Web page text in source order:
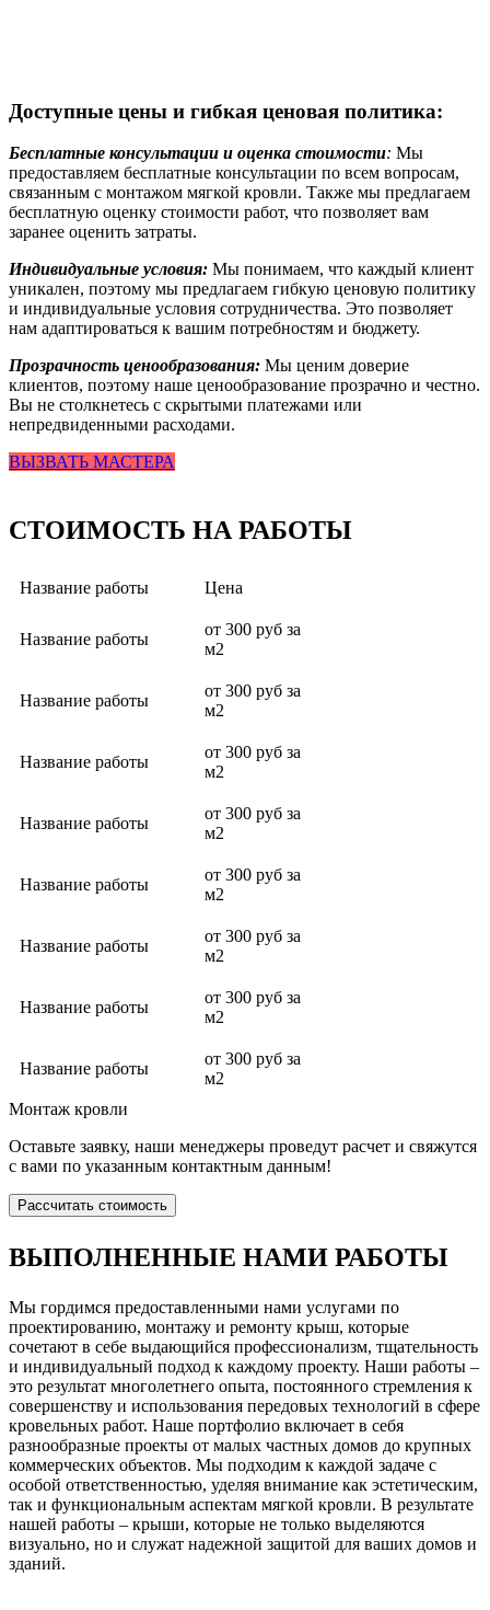
Доступные цены и гибкая ценовая политика:
Бесплатные консультации и оценка стоимости: Мы
предоставляем бесплатные консультации по всем вопросам,
связанным с монтажом мягкой кровли. Также мы предлагаем
бесплатную оценку стоимости работ, что позволяет вам
заранее оценить затраты.
Индивидуальные условия: Мы понимаем, что каждый клиент
уникален, поэтому мы предлагаем гибкую ценовую политику
и индивидуальные условия сотрудничества. Это позволяет
нам адаптироваться к вашим потребностям и бюджету.
Прозрачность ценообразования: Мы ценим доверие
клиентов, поэтому наше ценообразование прозрачно и честно.
Вы не столкнетесь с скрытыми платежами или
непредвиденными расходами.
ВЫЗВАТЬ МАСТЕРА
СТОИМОСТЬ НА РАБОТЫ
Название работы Цена
Название работы
от 300 руб за
м2
Название работы
от 300 руб за
м2
Название работы
от 300 руб за
м2
Название работы
от 300 руб за
м2
Название работы
от 300 руб за
м2
Название работы
от 300 руб за
м2
Название работы
от 300 руб за
м2
Название работы
от 300 руб за
м2
Монтаж кровли
Оставьте заявку, наши менеджеры проведут расчет и свяжутся
с вами по указанным контактным данным!
Рассчитать стоимость
ВЫПОЛНЕННЫЕ НАМИ РАБОТЫ
Мы гордимся предоставленными нами услугами по
проектированию, монтажу и ремонту крыш, которые
сочетают в себе выдающийся профессионализм, тщательность
и индивидуальный подход к каждому проекту. Наши работы –
это результат многолетнего опыта, постоянного стремления к
совершенству и использования передовых технологий в сфере
кровельных работ. Наше портфолио включает в себя
разнообразные проекты от малых частных домов до крупных
коммерческих объектов. Мы подходим к каждой задаче с
особой ответственностью, уделяя внимание как эстетическим,
так и функциональным аспектам мягкой кровли. В результате
нашей работы – крыши, которые не только выделяются
визуально, но и служат надежной защитой для ваших домов и
зданий.